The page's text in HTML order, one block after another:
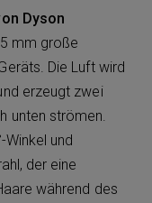
Dyson
mm große
Die Luft wird
erzeugt zwei
unten strömen.
und
der eine
während des